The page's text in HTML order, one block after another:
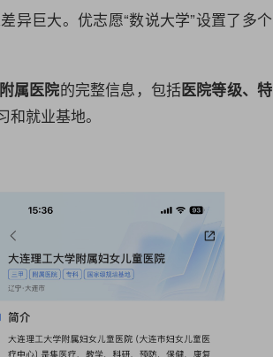
异巨大。优志愿“数说大学”设置了多个
属医院的完整信息，包括医院等级、特
就业基地。